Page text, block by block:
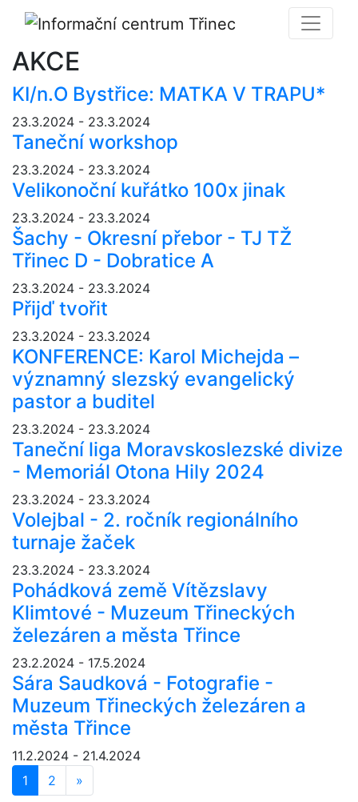
AKCE
KI/n.O Bystřice: MATKA V TRAPU*
23.3.2024 - 23.3.2024
Taneční workshop
23.3.2024 - 23.3.2024
Velikonoční kuřátko 100x jinak
23.3.2024 - 23.3.2024
Šachy - Okresní přebor - TJ TŽ
Třinec D - Dobratice A
23.3.2024 - 23.3.2024
Přijď tvořit
23.3.2024 - 23.3.2024
KONFERENCE: Karol Michejda –
významný slezský evangelický
pastor a buditel
23.3.2024 - 23.3.2024
Taneční liga Moravskoslezské divize
- Memoriál Otona Hily 2024
23.3.2024 - 23.3.2024
Volejbal - 2. ročník regionálního
turnaje žaček
23.3.2024 - 23.3.2024
Pohádková země Vítězslavy
Klimtové - Muzeum Třineckých
železáren a města Třince
23.2.2024 - 17.5.2024
Sára Saudková - Fotografie -
Muzeum Třineckých železáren a
města Třince
11.2.2024 - 21.4.2024
1
2 »